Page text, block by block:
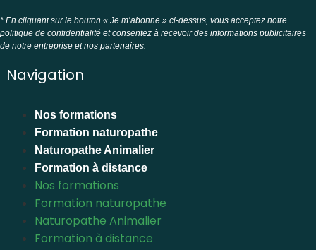
* En cliquant sur le bouton « Je m’abonne » ci-dessus, vous acceptez notre
politique de confidentialité et consentez à recevoir des informations publicitaires
de notre entreprise et nos partenaires.
Navigation
Nos formations
Formation naturopathe
Naturopathe Animalier
Formation à distance
Nos formations
Formation naturopathe
Naturopathe Animalier
Formation à distance